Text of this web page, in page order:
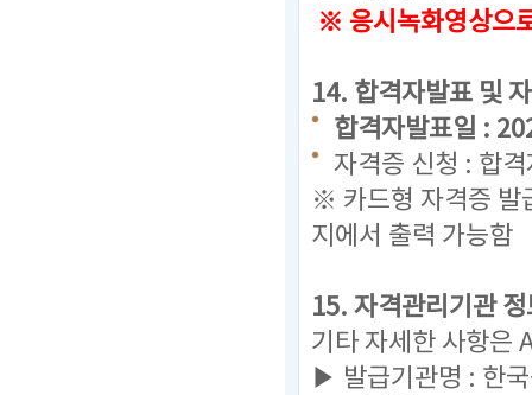
※ 응시녹화영상으
14. 합격자발표 및
합격자발표일 :
자격증 신청 : 합
※ 카드형 자격증 발
지에서 출력 가능함
15. 자격관리기관 정
기타 자세한 사항은
▶ 발급기관명 : 한